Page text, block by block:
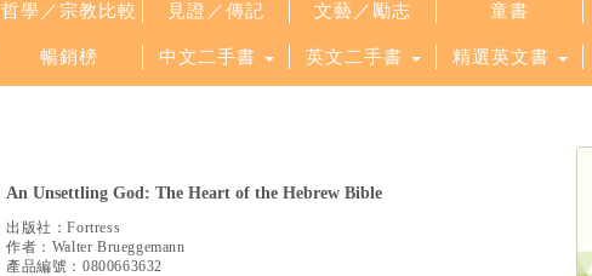
哲學／宗教比較 見證／傳記 文藝／勵志 童書
暢銷榜 中文二手書 英文二手書 精選英文書
An Unsettling God: The Heart of the Hebrew Bible
出版社：Fortress
作者： Walter Brueggemann
產品編號： 0800663632